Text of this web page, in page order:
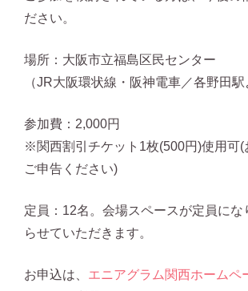
ださい。
場所：大阪市立福島区民センター
（JR大阪環状線・阪神電車／各野田駅
参加費：2,000円
※関西割引チケット1枚(500円)使用可(
ご申告ください)
定員：12名。会場スペースが定員にな
らせていただきます。
お申込は、 エニアグラム関西ホームペ